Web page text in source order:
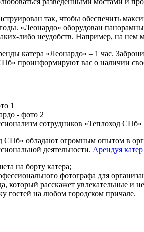
так, чтобы обеспечить
«Леонардо» оборудован
либо неудобств. Например, на
катера «Леонардо» – 1 час.
проинформируют вас о наличии
сотрудников «Теплоход СПб»
СПб» обладают огромным опытом в
деятельности. Арендуя
на борту катера;
фотографа для
который расскажет увлекательные и
гостей на любом городском причале.